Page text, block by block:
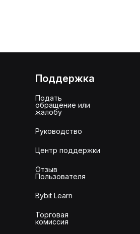
Поддержка
Подать
обращение или
жалобу
Руководство
Центр поддержки
Отзыв
Пользователя
Bybit Learn
Торговая
комиссия